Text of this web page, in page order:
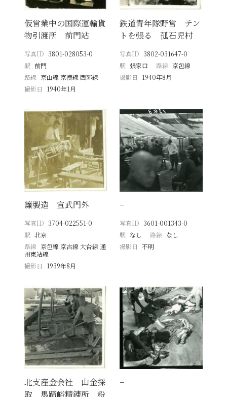
仮営業中の国際運輸貨
物引渡所 前門站
写真ID 3801-028053-0
駅 前門
路線 京山線 京漢線 西郊線
撮影日
1940年1月
鉄道青年隊野営 テン
トを張る 孤石児村
写真ID 3802-031647-0
駅 張家口 路線 京包線
撮影日
1940年8月
簾製造 宣武門外
写真ID 3704-022551-0
駅 北京
路線 京包線 京古線 大台線 通
州東站線
撮影日
1939年8月
−
写真ID 3601-001343-0
駅 なし 路線 なし
撮影日 不明
北支産金会社 山金採
取 馬蹄峪精錬所 粉
−